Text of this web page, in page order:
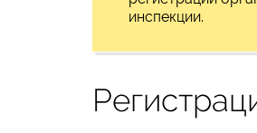
инспекции.